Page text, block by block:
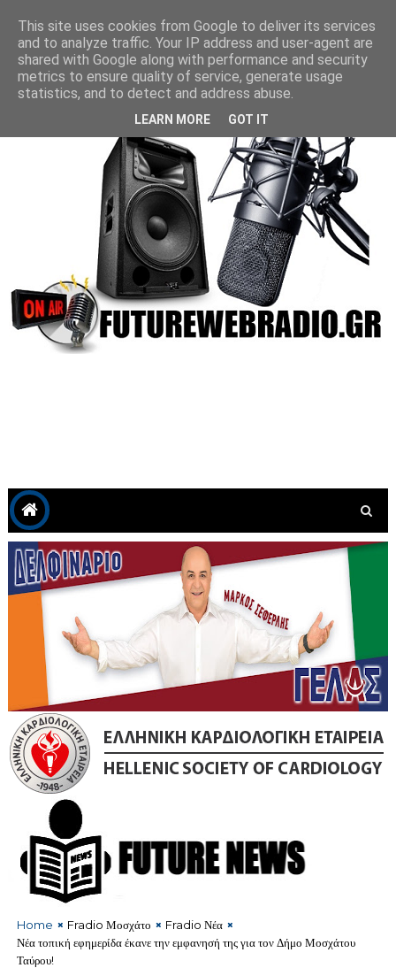
Home Fradio Μοσχάτο
Fradio Νέα
Νέα τοπική εφημερίδα έκανε την εμφανησή της για τον Δήμο Μοσχάτου
Ταύρου!
This site uses cookies from Google to deliver its services
and to analyze traffic. Your IP address and user-agent are
shared with Google along with performance and security
metrics to ensure quality of service, generate usage
statistics, and to detect and address abuse.
LEARN MORE GOT IT